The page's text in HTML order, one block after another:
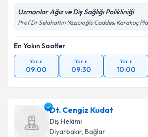
Uzmanlar Ağız ve Diş Sağlığı Polikliniği
Prof Dr Selahattin Yazıcıoğlu Caddesi Karakoç
En Yakın Saatler
Yarın
09:00
Yarın
09:30
Yarın
10:00
Dt. Cengiz Kudat
Diş Hekimi
Diyarbakır, Bağlar